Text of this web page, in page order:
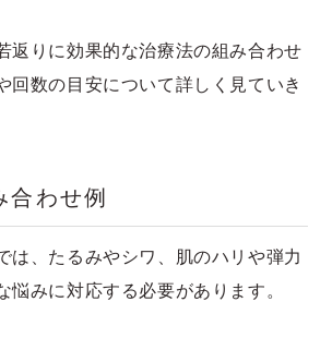
返りに効果的な治療法の組み合わせ
回数の目安について詳しく見ていき
合わせ例
は、たるみやシワ、肌のハリや弾力
悩みに対応する必要があります。